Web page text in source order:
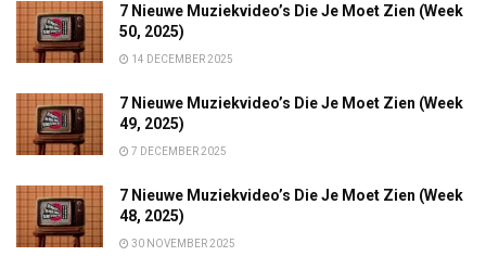
7 Nieuwe Muziekvideo’s Die Je Moet Zien (Week
50, 2025)
14 DECEMBER 2025
7 Nieuwe Muziekvideo’s Die Je Moet Zien (Week
49, 2025)
7 DECEMBER 2025
7 Nieuwe Muziekvideo’s Die Je Moet Zien (Week
48, 2025)
30 NOVEMBER 2025